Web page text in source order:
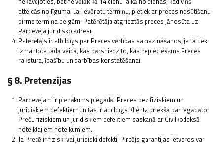
atteicās no līguma. Lai ievērotu termiņu, pietiek ar preces nosūtīšanu
pirms termiņa beigām. Patērētāja atgrieztās preces jānosūta uz
Pārdevēja juridisko adresi.
Patērētājs ir atbildīgs par Preces vērtības samazināšanos, ja tā tiek
izmantota tādā veidā, kas pārsniedz to, kas nepieciešams Preces
rakstura, īpašību un darbības konstatēšanai.
§ 8. Pretenzijas
Pārdevējam ir pienākums piegādāt Preces bez fiziskiem un
juridiskiem defektiem un tas ir atbildīgs Klienta priekšā par iegādāto
Preču fiziskiem un juridiskiem defektiem saskaņā ar Civilkodeksā
noteiktajiem noteikumiem.
Ja Precē ir fiziski vai juridiski defekti, Pircējs garantijas ietvaros var